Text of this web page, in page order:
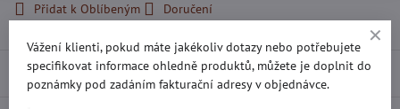
Přidat k Oblíbeným Doručení
Popis
Vážení klienti, pokud máte jakékoliv dotazy nebo potřebujete
specifikovat informace ohledně produktů, můžete je doplnit do
poznámky pod zadáním fakturační adresy v objednávce.